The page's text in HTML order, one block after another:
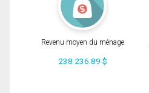
Revenu moyen du ménage
238 236.89 $